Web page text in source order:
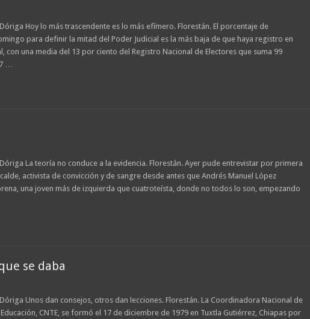
Hoy lo más trascendente es lo más efímero. Florestán. El porcentaje de
para definir la mitad del Poder Judicial es la más baja de que haya registro en
con una media del 13 por ciento del Registro Nacional de Electores que suma 99
…
La teoría no conduce a la evidencia. Florestán. Ayer pude entrevistar por primera
activista de convicción y de sangre desde antes que Andrés Manuel López
una joven más de izquierda que cuatroteísta, donde no todos lo son, empezando
se daba
Unos dan consejos, otros dan lecciones. Florestán. La Coordinadora Nacional de
CNTE, se formó el 17 de diciembre de 1979 en Tuxtla Gutiérrez, Chiapas por